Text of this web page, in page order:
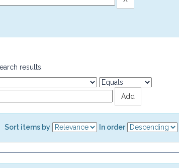
results.
Sort items by In order